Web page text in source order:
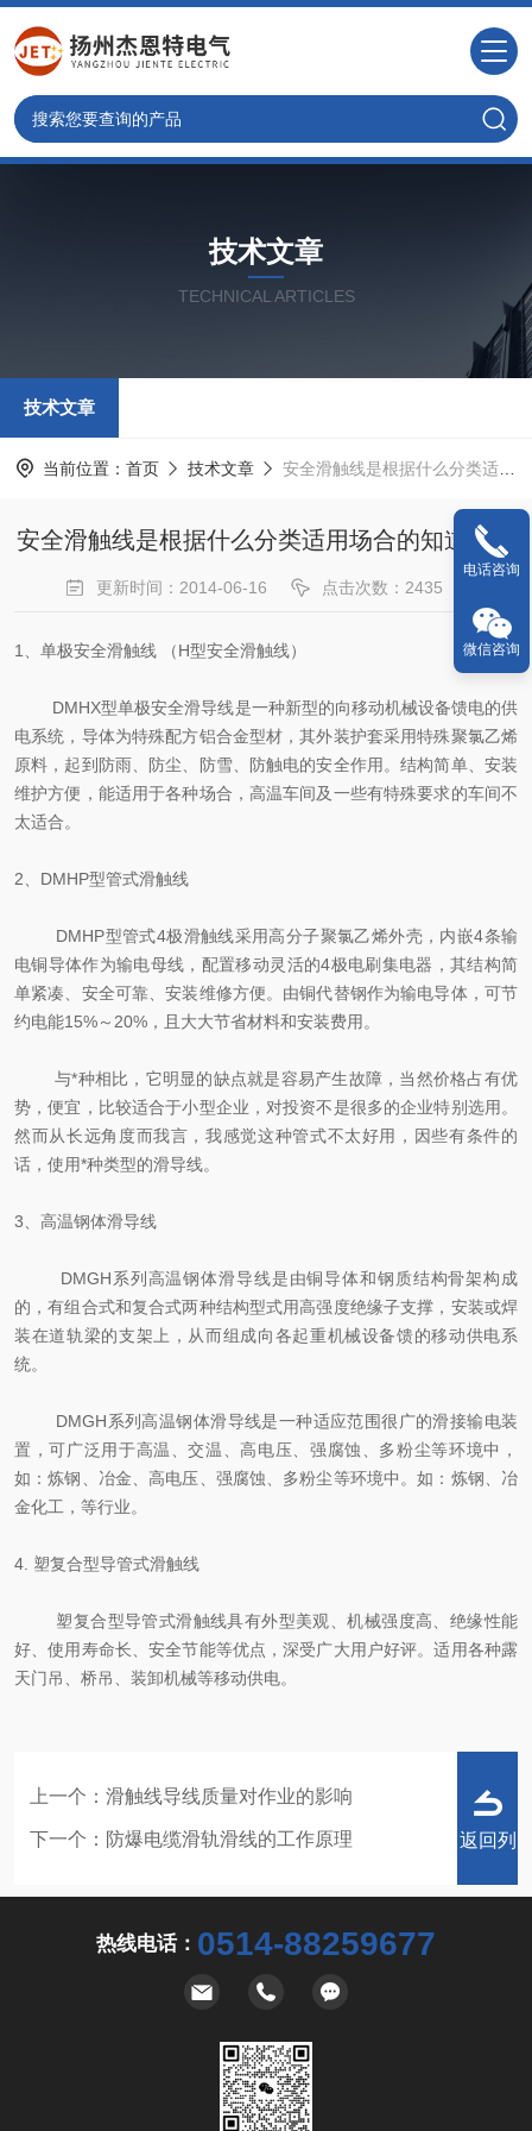
技术文章
TECHNICAL ARTICLES
技术文章
当前位置： 首页 技术文章 安全滑触线是根据什么分类适用场合的知道吗？
安全滑触线是根据什么分类适用场合的知道吗？
更新时间：2014-06-16 点击次数：2435
1、单极安全滑触线 （H型安全滑触线）
DMHX型单极安全滑导线是一种新型的向移动机械设备馈电的供
电系统，导体为特殊配方铝合金型材，其外装护套采用特殊聚氯乙烯
原料，起到防雨、防尘、防雪、防触电的安全作用。结构简单、安装
维护方便，能适用于各种场合，高温车间及一些有特殊要求的车间不
太适合。
2、DMHP型管式滑触线
DMHP型管式4极滑触线采用高分子聚氯乙烯外壳，内嵌4条输
电铜导体作为输电母线，配置移动灵活的4极电刷集电器，其结构简
单紧凑、安全可靠、安装维修方便。由铜代替钢作为输电导体，可节
约电能15%～20%，且大大节省材料和安装费用。
与*种相比，它明显的缺点就是容易产生故障，当然价格占有优
势，便宜，比较适合于小型企业，对投资不是很多的企业特别选用。
然而从长远角度而我言，我感觉这种管式不太好用，因些有条件的
话，使用*种类型的滑导线。
3、高温钢体滑导线
DMGH系列高温钢体滑导线是由铜导体和钢质结构骨架构成
的，有组合式和复合式两种结构型式用高强度绝缘子支撑，安装或焊
装在道轨梁的支架上，从而组成向各起重机械设备馈的移动供电系
统。
DMGH系列高温钢体滑导线是一种适应范围很广的滑接输电装
置，可广泛用于高温、交温、高电压、强腐蚀、多粉尘等环境中，
如：炼钢、冶金、高电压、强腐蚀、多粉尘等环境中。如：炼钢、冶
金化工，等行业。
4. 塑复合型导管式滑触线
塑复合型导管式滑触线具有外型美观、机械强度高、绝缘性能
好、使用寿命长、安全节能等优点，深受广大用户好评。适用各种露
天门吊、桥吊、装卸机械等移动供电。
上一个： 滑触线导线质量对作业的影响
下一个： 防爆电缆滑轨滑线的工作原理 返回列
热线电话： 0514-88259677
电话咨询
微信咨询